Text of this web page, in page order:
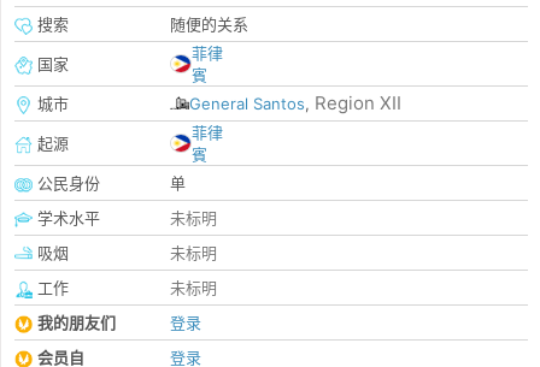
搜索
随便的关系
国家
菲律
賓
城市
General Santos, Region XII
起源
菲律
賓
公民身份
单
学术水平
未标明
吸烟
未标明
工作
未标明
我的朋友们
登录
会员自
登录